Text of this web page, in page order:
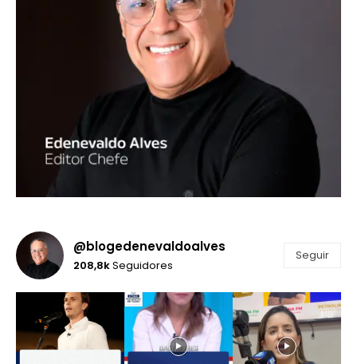
@blogedenevaldoalves
208,8kSeguidores
Seguir